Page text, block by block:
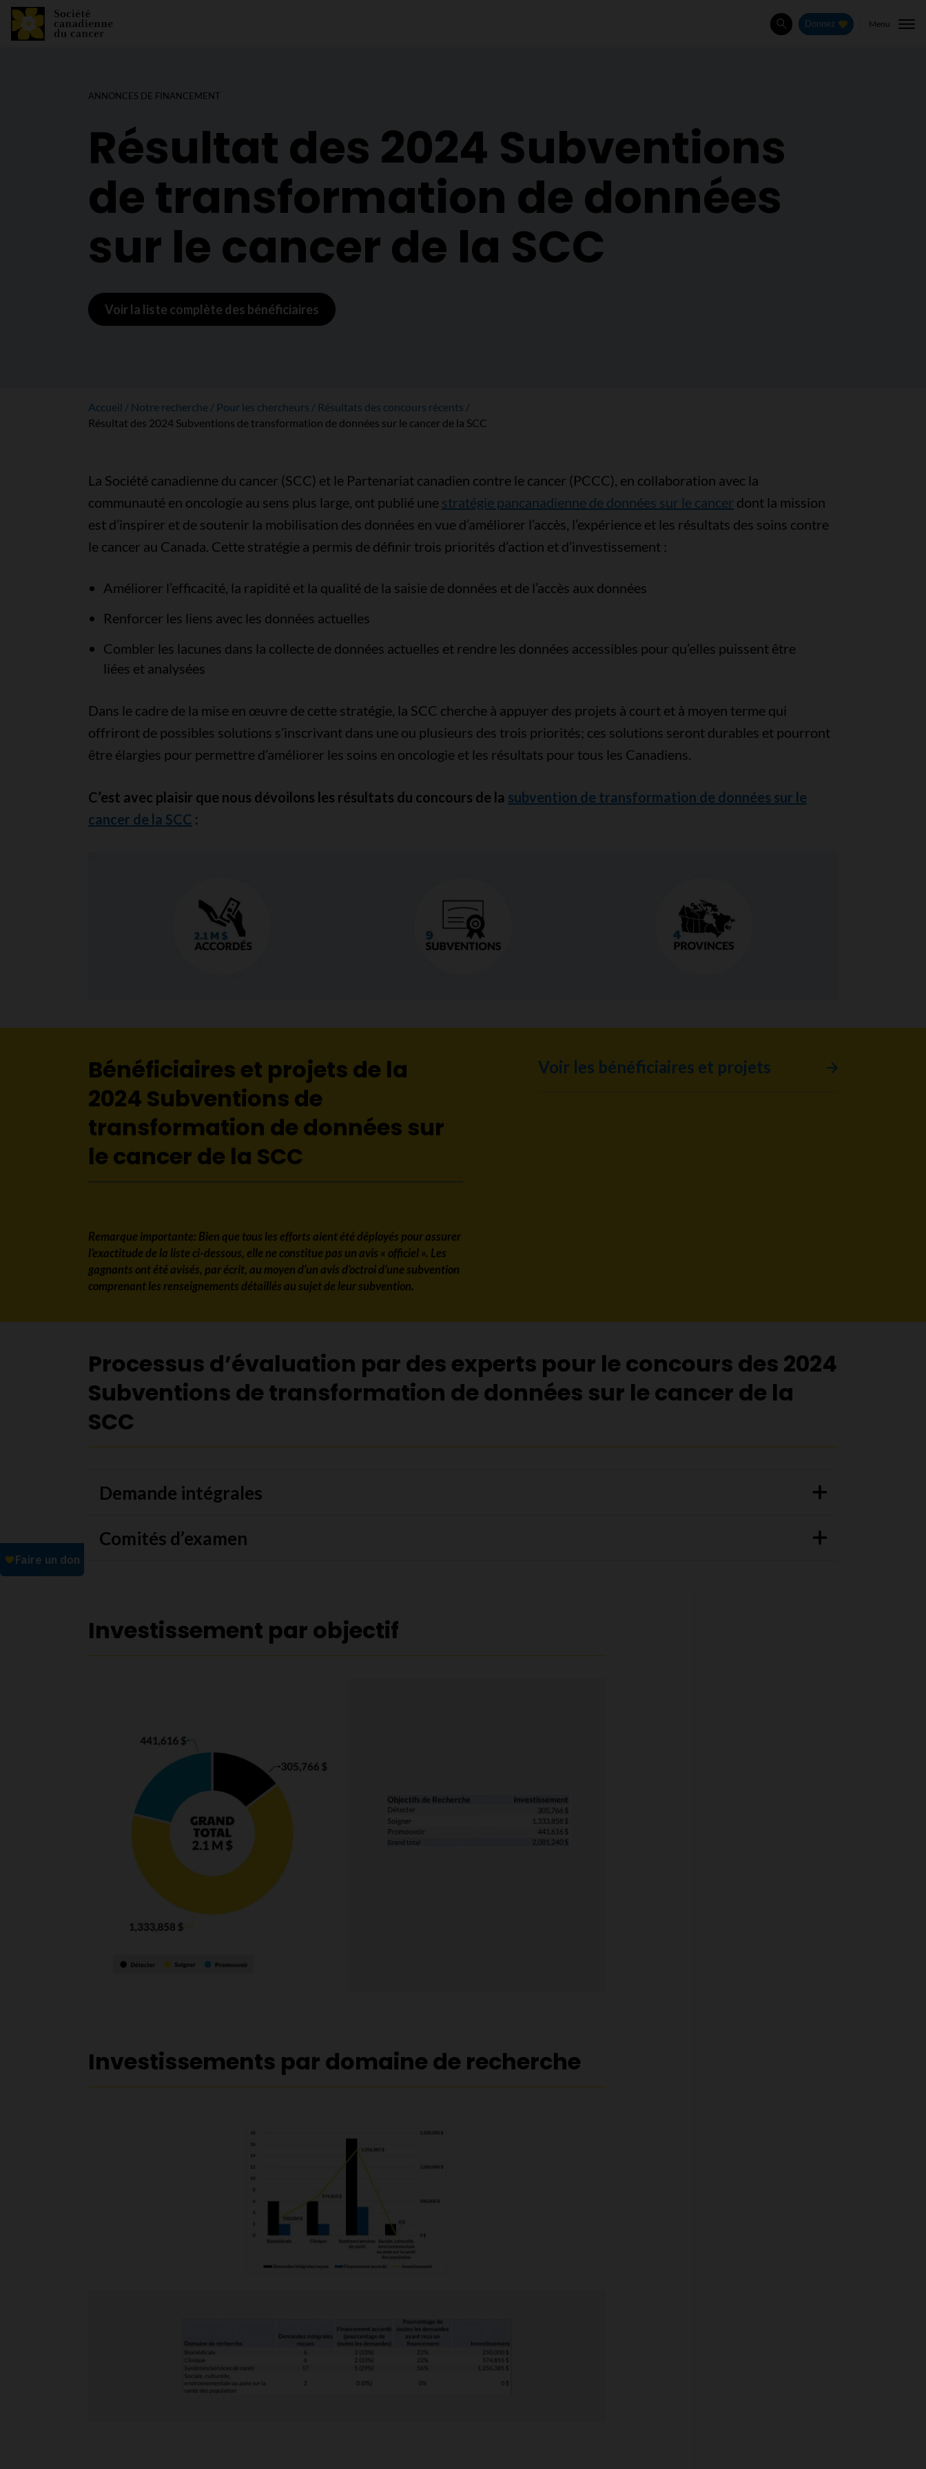
Rechercher
Donnez Menu
ANNONCES DE FINANCEMENT
Résultat des 2024 Subventions
de transformation de données
sur le cancer de la SCC
Voir la liste complète des bénéficiaires
Accueil Notre recherche Pour les chercheurs
Résultats des concours récents
Résultat des 2024 Subventions de transformation de données sur le cancer de la SCC
La Société canadienne du cancer (SCC) et le Partenariat canadien contre le cancer (PCCC), en collaboration avec la
communauté en oncologie au sens plus large, ont publié une stratégie pancanadienne de données sur le cancer dont la mission
est d’inspirer et de soutenir la mobilisation des données en vue d’améliorer l’accès, l’expérience et les résultats des soins contre
le cancer au Canada. Cette stratégie a permis de définir trois priorités d’action et d’investissement :
Améliorer l’efficacité, la rapidité et la qualité de la saisie de données et de l’accès aux données
Renforcer les liens avec les données actuelles
Combler les lacunes dans la collecte de données actuelles et rendre les données accessibles pour qu’elles puissent être
liées et analysées
Dans le cadre de la mise en œuvre de cette stratégie, la SCC cherche à appuyer des projets à court et à moyen terme qui
offriront de possibles solutions s’inscrivant dans une ou plusieurs des trois priorités; ces solutions seront durables et pourront
être élargies pour permettre d’améliorer les soins en oncologie et les résultats pour tous les Canadiens.
C’est avec plaisir que nous dévoilons les résultats du concours de la subvention de transformation de données sur le
cancer de la SCC :
Bénéficiaires et projets de la
2024 Subventions de
transformation de données sur
le cancer de la SCC
Remarque importante: Bien que tous les efforts aient été déployés pour assurer
l’exactitude de la liste ci-dessous, elle ne constitue pas un avis « officiel ». Les
gagnants ont été avisés, par écrit, au moyen d’un avis d’octroi d’une subvention
comprenant les renseignements détaillés au sujet de leur subvention.
Voir les bénéficiaires et projets
Processus d’évaluation par des experts pour le concours des 2024
Subventions de transformation de données sur le cancer de la
SCC
Demande intégrales
Comités d’examen
Investissement par objectif
Investissements par domaine de recherche